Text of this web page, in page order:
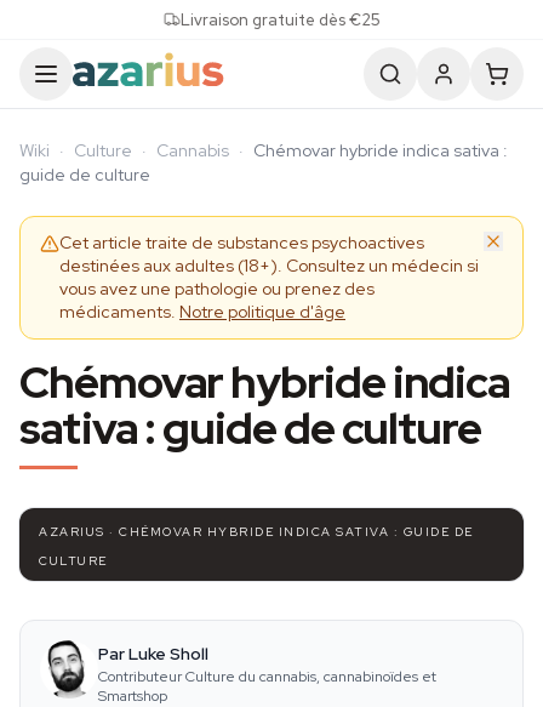
Livraison gratuite dès €25
Wiki · Culture · Cannabis · Chémovar hybride indica sativa :
guide de culture
Cet article traite de substances psychoactives
destinées aux adultes (18+). Consultez un médecin si
vous avez une pathologie ou prenez des
médicaments. Notre politique d'âge
Chémovar hybride indica
sativa : guide de culture
AZARIUS · CHÉMOVAR HYBRIDE INDICA SATIVA : GUIDE DE
CULTURE
Par Luke Sholl
Contributeur Culture du cannabis, cannabinoïdes et
Smartshop